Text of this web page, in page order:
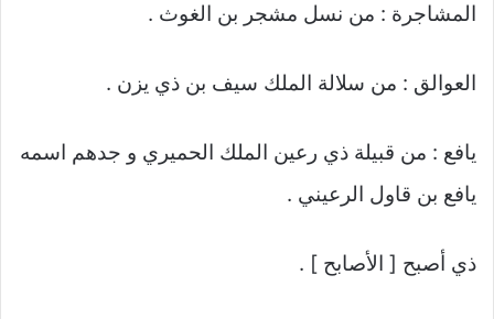
المشاجرة : من نسل مشجر بن الغوث .
العوالق : من سلالة الملك سيف بن ذي يزن .
يافع : من قبيلة ذي رعين الملك الحميري و جدهم اسمه
يافع بن قاول الرعيني .
ذي أصبح [ الأصابح ] .